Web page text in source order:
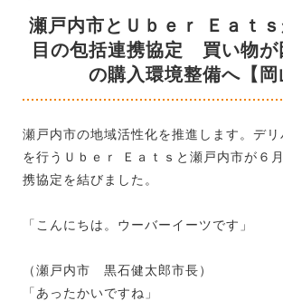
瀬戸内市とＵｂｅｒ Ｅａｔ
目の包括連携協定 買い物が
の購入環境整備へ【岡
瀬戸内市の地域活性化を推進します。デリ
を行うＵｂｅｒ Ｅａｔｓと瀬戸内市が６
携協定を結びました。
「こんにちは。ウーバーイーツです」
（瀬戸内市 黒石健太郎市長）
「あったかいですね」